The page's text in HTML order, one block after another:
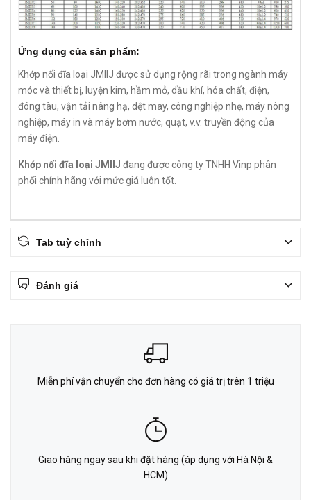
Ứng dụng của sản phẩm:
Khớp nối đĩa loại JMIIJ được sử dụng rộng rãi trong ngành máy
móc và thiết bị, luyện kim, hầm mỏ, dầu khí, hóa chất, điện,
đóng tàu, vận tải nâng hạ, dệt may, công nghiệp nhẹ, máy nông
nghiệp, máy in và máy bơm nước, quạt, v.v. truyền động của
máy điện.
Khớp nối đĩa loại JMIIJ đang được công ty TNHH Vinp phân
phối chính hãng với mức giá luôn tốt.
Tab tuỳ chỉnh
Đánh giá
Miễn phí vận chuyển cho đơn hàng có giá trị trên 1 triệu
Giao hàng ngay sau khi đặt hàng (áp dụng với Hà Nội &
HCM)